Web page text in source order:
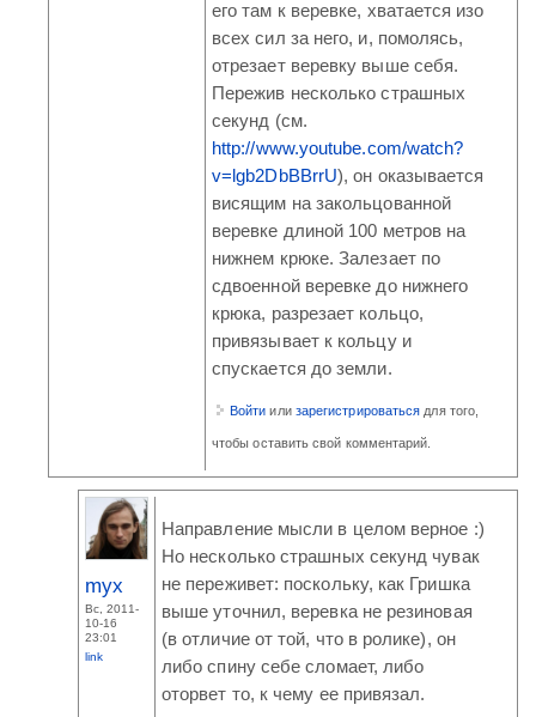
его там к веревке, хватается изо
всех сил за него, и, помолясь,
отрезает веревку выше себя.
Пережив несколько страшных
секунд (см.
http://www.youtube.com/watch?
v=lgb2DbBBrrU), он оказывается
висящим на закольцованной
веревке длиной 100 метров на
нижнем крюке. Залезает по
сдвоенной веревке до нижнего
крюка, разрезает кольцо,
привязывает к кольцу и
спускается до земли.
Войти или зарегистрироваться для того,
чтобы оставить свой комментарий.
myx
Вс, 2011-
10-16
23:01
link
Направление мысли в целом верное :)
Но несколько страшных секунд чувак
не переживет: поскольку, как Гришка
выше уточнил, веревка не резиновая
(в отличие от той, что в ролике), он
либо спину себе сломает, либо
оторвет то, к чему ее привязал.